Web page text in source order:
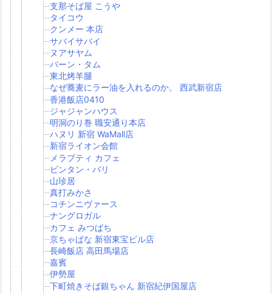
支那そば屋 こうや
タイコウ
クンメー 本店
サバイサバイ
ヌアサヤム
バーン・タム
東北烤羊腿
なぜ蕎麦にラー油を入れるのか。 西武新宿店
香港飯店0410
ジャジャンハウス
明洞のり巻 職安通り本店
ハヌリ 新宿 WaMall店
新宿ライオン会館
メラプティ カフェ
ビンタン・バリ
山珍居
真打みかさ
コチンニヴァース
ナングロガル
カフェ みつばち
京ちゃばな 新宿東宝ビル店
長崎飯店 高田馬場店
嘉賓
伊勢屋
下町焼きそば銀ちゃん 新宿紀伊国屋店